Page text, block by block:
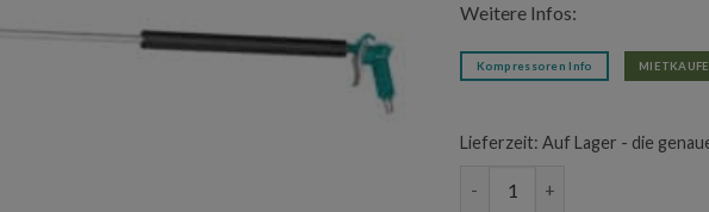
Weitere Infos:
Kompressoren Info
Lieferzeit: Auf Lager - die